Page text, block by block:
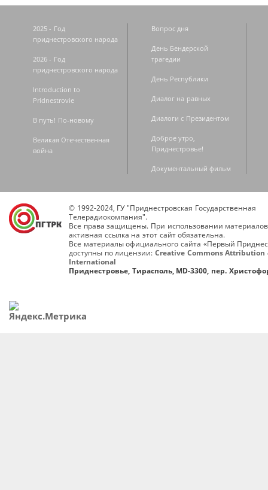
2025 - Год
приднестровского народа
2026 - Год
приднестровского народа
Introduction to
Pridnestrovie
В путь! По-новому
Великая Отечественная
война
Вопрос дня
День Бендерской
трагедии
День Республики
Диалог на равных
Диалоги с Президентом
Доброе утро,
Приднестровье!
Документальный фильм
© 1992-2024, ГУ "Приднестровская Государственная
Телерадиокомпания".
Все права защищены. При использовании
активная ссылка на этот сайт обязательна.
Все материалы официального сайта «Первый
доступны по лицензии: Creative Commons Attribution
International
Приднестровье, Тирасполь, MD-3300, пер.